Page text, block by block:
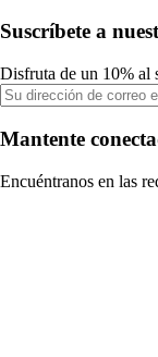
Suscríbete a
Disfruta de un 10% al
Mantente
Encuéntranos en las